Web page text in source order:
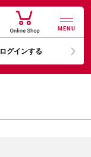
MENU
ログインする